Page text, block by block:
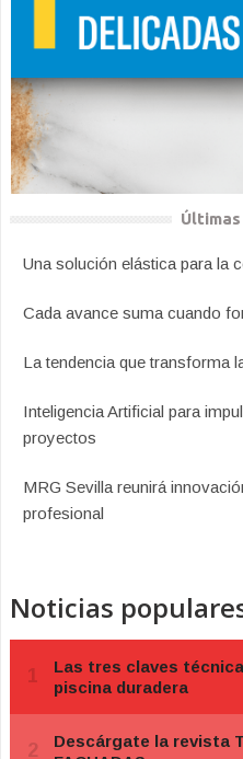
Una solución elástica para la
Cada avance suma cuando
La tendencia que transforma
Inteligencia Artificial para
proyectos
MRG Sevilla reunirá
profesional
Noticias